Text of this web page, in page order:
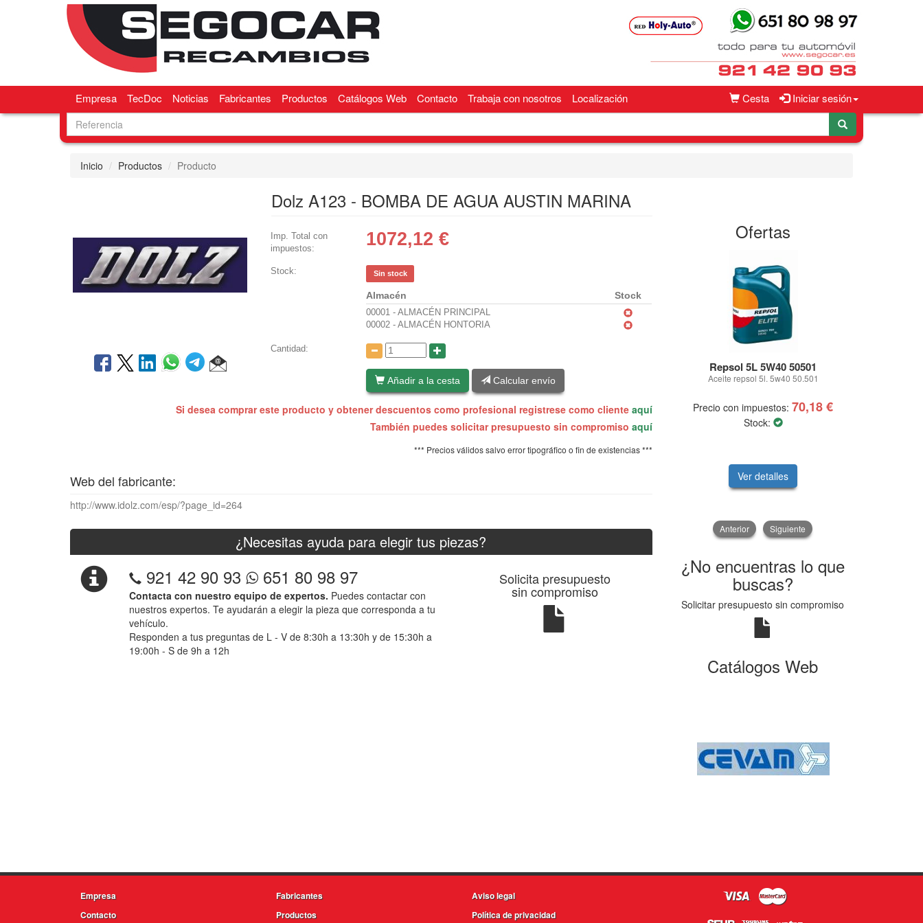
Cesta Iniciar sesión
Empresa TecDoc Noticias Fabricantes Productos Catálogos Web Contacto Trabaja con nosotros Localización
Inicio Productos Producto
Dolz A123 - BOMBA DE AGUA AUSTIN MARINA
Imp. Total con
impuestos:
1072,12 €
Stock: Sin stock
Almacén Stock
00001 - ALMACÉN PRINCIPAL
00002 - ALMACÉN HONTORIA
Cantidad:
Añadir a la cesta Calcular envío
Si desea comprar este producto y obtener descuentos como profesional registrese como cliente aquí
También puedes solicitar presupuesto sin compromiso aquí
*** Precios válidos salvo error tipográfico o fin de existencias ***
Web del fabricante:
http://www.idolz.com/esp/?page_id=264
¿Necesitas ayuda para elegir tus piezas?
921 42 90 93 651 80 98 97
Contacta con nuestro equipo de expertos. Puedes contactar con
nuestros expertos. Te ayudarán a elegir la pieza que corresponda a tu
vehículo.
Responden a tus preguntas de L - V de 8:30h a 13:30h y de 15:30h a
19:00h - S de 9h a 12h
Solicita presupuesto
sin compromiso
Ofertas
Repsol 5L 5W40 50501
Aceite repsol 5l. 5w40 50.501
Precio con impuestos: 70,18 €
Stock:
Ver detalles
Anterior Siguiente
¿No encuentras lo que
buscas?
Solicitar presupuesto sin compromiso
Catálogos Web
Empresa
Contacto
Fabricantes
Productos
Aviso legal
Política de privacidad